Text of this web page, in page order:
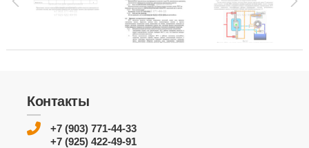
Контакты
+7 (903) 771-44-33
+7 (925) 422-49-91